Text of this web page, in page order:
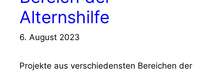
Alternshilfe
6. August 2023
Projekte aus verschiedensten Bereichen der